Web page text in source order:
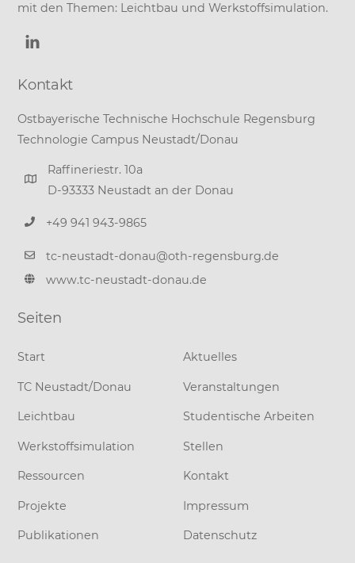
mit den Themen: Leichtbau und Werkstoffsimulation.
Kontakt
Ostbayerische Technische Hochschule Regensburg
Technologie Campus Neustadt/Donau
Raffineriestr. 10a
D-93333 Neustadt an der Donau
+49 941 943-9865
tc-neustadt-donau@oth-regensburg.de
www.tc-neustadt-donau.de
Seiten
Start
TC Neustadt/Donau
Leichtbau
Werkstoffsimulation
Ressourcen
Projekte
Publikationen
Aktuelles
Veranstaltungen
Studentische Arbeiten
Stellen
Kontakt
Impressum
Datenschutz